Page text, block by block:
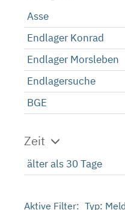
Asse
Endlager Konrad
Endlager Morsleben
Endlagersuche
BGE
Zeit
älter als 30 Tage
Aktive Filter: Typ: